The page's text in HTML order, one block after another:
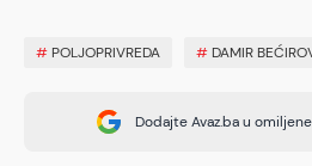
# POLJOPRIVREDA # DAMIR
Dodajte Avaz.ba u